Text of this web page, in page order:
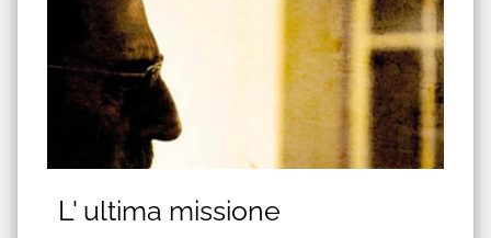
L' ultima missione